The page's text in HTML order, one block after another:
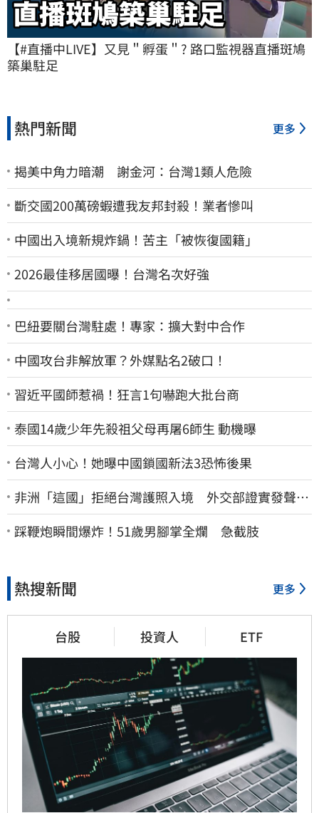
【#直播中LIVE】又見＂孵蛋＂? 路口監視器直播斑鳩
築巢駐足
熱門新聞 更多
揭美中角力暗潮 謝金河：台灣1類人危險
斷交國200萬磅蝦遭我友邦封殺！業者慘叫
中國出入境新規炸鍋！苦主「被恢復國籍」
2026最佳移居國曝！台灣名次好強
巴紐要關台灣駐處！專家：擴大對中合作
中國攻台非解放軍？外媒點名2破口！
習近平國師惹禍！狂言1句嚇跑大批台商
泰國14歲少年先殺祖父母再屠6師生 動機曝
台灣人小心！她曝中國鎖國新法3恐怖後果
非洲「這國」拒絕台灣護照入境 外交部證實發聲
了：持續交涉聯繫
踩鞭炮瞬間爆炸！51歲男腳掌全爛 急截肢
熱搜新聞 更多
台股 投資人 ETF